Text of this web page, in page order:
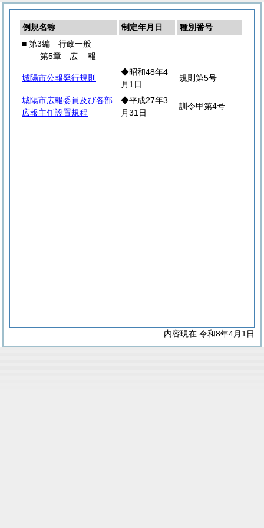
例規名称 制定年月日
種別番号
■ 第3編 行政一般
第5章 広報
城陽市公報発行規則
◆昭和48年4
月1日
規則第5号
城陽市広報委員及び各部
広報主任設置規程
◆平成27年3
月31日
訓令甲第4号
内容現在 令和8年4月1日